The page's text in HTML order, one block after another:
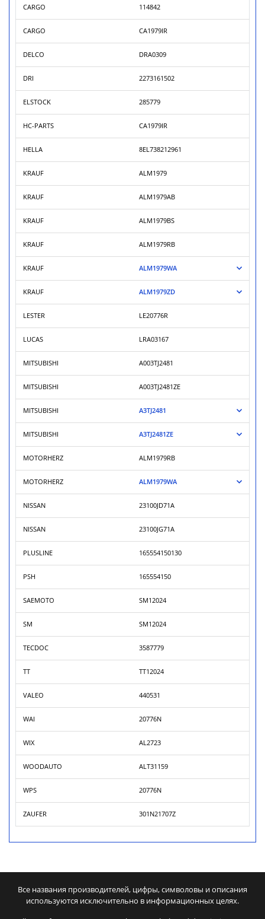
CARGO 114842
CARGO CA1979IR
DELCO DRA0309
DRI 2273161502
ELSTOCK 285779
HC-PARTS CA1979IR
HELLA 8EL738212961
KRAUF ALM1979
KRAUF ALM1979AB
KRAUF ALM1979BS
KRAUF ALM1979RB
KRAUF ALM1979WA
KRAUF ALM1979ZD
LESTER LE20776R
LUCAS LRA03167
MITSUBISHI A003TJ2481
MITSUBISHI A003TJ2481ZE
MITSUBISHI A3TJ2481
MITSUBISHI A3TJ2481ZE
MOTORHERZ ALM1979RB
MOTORHERZ ALM1979WA
NISSAN 23100JD71A
NISSAN 23100JG71A
PLUSLINE 165554150130
PSH 165554150
SAEMOTO SM12024
SM SM12024
TECDOC 3587779
TT TT12024
VALEO 440531
WAI 20776N
WIX AL2723
WOODAUTO ALT31159
WPS 20776N
ZAUFER 301N21707Z
Все названия производителей, цифры, символовы и описания
используются исключительно в информационных целях.